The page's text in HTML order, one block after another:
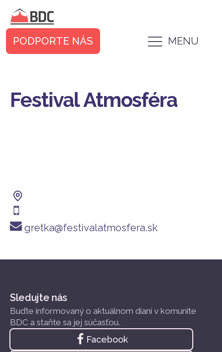
MENU
PODPORTE NÁS
Festival Atmosféra
gretka@festivalatmosfera.sk
Sledujte nás
Buďte informovaný o aktuálnom dianí v komunite
BDC a staňte sa jej súčasťou.
Facebook